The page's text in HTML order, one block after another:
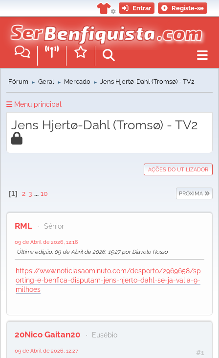
Entrar Registe-se
Fórum ► Geral ► Mercado ► Jens Hjertø-Dahl (Tromsø) - TV2
Menu principal
Jens Hjertø-Dahl (Tromsø) - TV2
AÇÕES DO UTILIZADOR
1 2 3 ... 10 PRÓXIMA
RML Sénior
09 de Abril de 2026, 12:16
Última edição: 09 de Abril de 2026, 15:27 por Diavolo Rosso
https://www.noticiasaominuto.com/desporto/2969658/sp
orting-e-benfica-disputam-jens-hjerto-dahl-se-ja-valia-9-
milhoes
20Nico Gaitan20 Eusébio
#1
09 de Abril de 2026, 12:27